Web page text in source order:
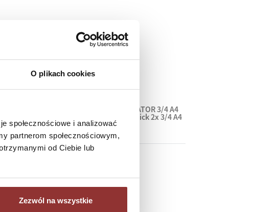
O plikach cookies
społecznościowe i analizować
partnerom społecznościowym,
od Ciebie lub
Zezwól na wszystkie
CARD FOLDERS SENATOR 3/4 A4
plastic folder super thick 2x 3/4 A4